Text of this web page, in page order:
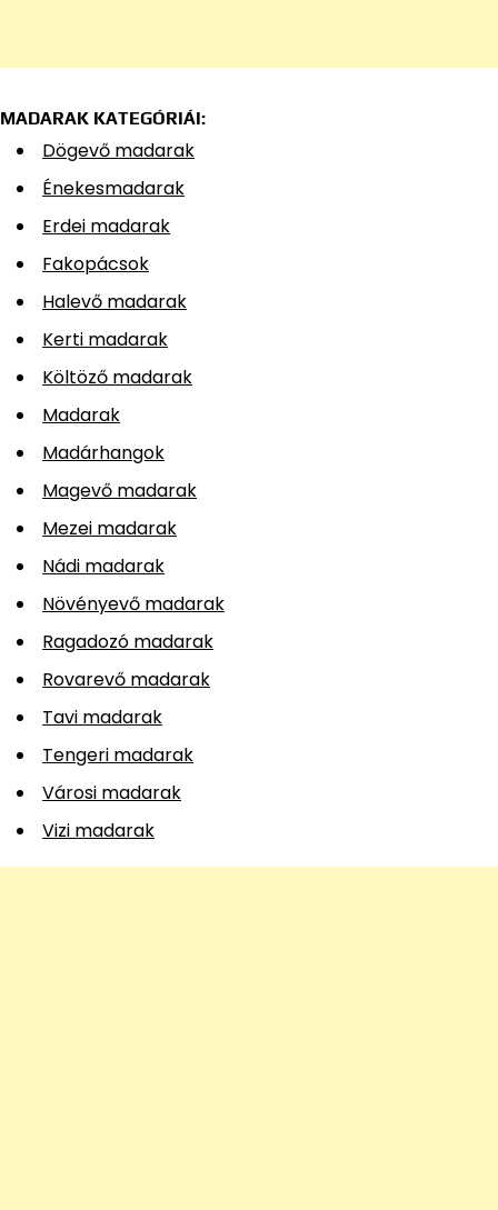
MADARAK KATEGÓRIÁI:
Dögevő madarak
Énekesmadarak
Erdei madarak
Fakopácsok
Halevő madarak
Kerti madarak
Költöző madarak
Madarak
Madárhangok
Magevő madarak
Mezei madarak
Nádi madarak
Növényevő madarak
Ragadozó madarak
Rovarevő madarak
Tavi madarak
Tengeri madarak
Városi madarak
Vizi madarak